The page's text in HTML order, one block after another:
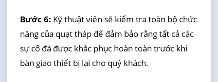
Bước 6: Kỹ thuật viên sẽ kiểm tra toàn bộ chức
năng của quạt tháp để đảm bảo rằng tất cả các
sự cố đã được khắc phục hoàn toàn trước khi
bàn giao thiết bị lại cho quý khách.